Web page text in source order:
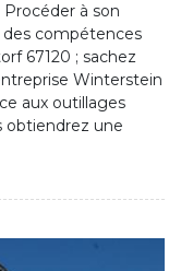
à son
des compétences
67120 ; sachez
Winterstein
aux outillages
obtiendrez une